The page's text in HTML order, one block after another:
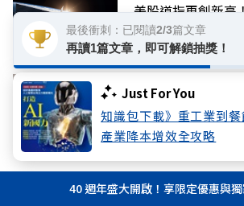
Just For You
知識包下載》重工業到餐
產業降本增效全攻略
美股道指再創新高
13.61%，無畏鉅
達
科技
害Google股價秒
比斯為何堅持實現
40 週年盛大開啟！享限定優惠與
最後衝刺：已閱讀2/3篇文章
再讀1篇文章，即可解鎖抽獎！